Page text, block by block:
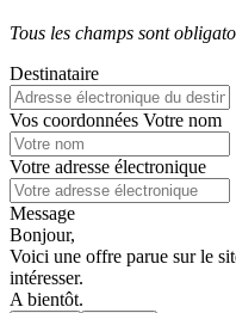
Tous les champs sont
Destinataire
Vos coordonnées Votre nom
Votre adresse électronique
Message
Bonjour,
Voici une offre parue sur le
intéresser.
A bientôt.